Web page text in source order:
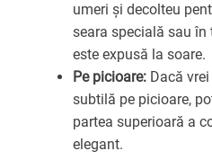
umeri și decolteu
seara specială sau în
este expusă la soare.
Pe picioare: Dacă
subtilă pe picioare,
partea superioară a
elegant.